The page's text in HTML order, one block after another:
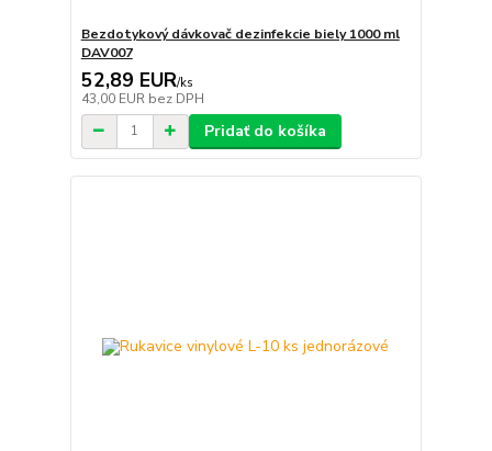
Bezdotykový dávkovač dezinfekcie biely 1000 ml
DAV007
52,89 EUR/ks
43,00 EUR bez DPH
Pridať do košíka